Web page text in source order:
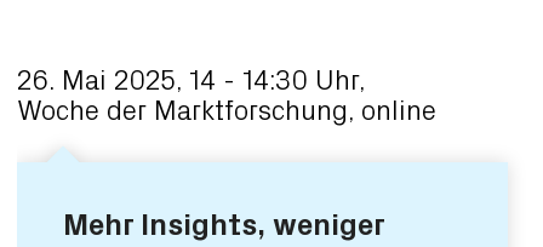
26. Mai 2025, 14 - 14:30 Uhr,
Woche der Marktforschung, online
Mehr Insights, weniger